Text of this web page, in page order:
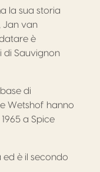
la sua storia
Jan van
è
di Sauvignon
di
Wetshof hanno
a Spice
ed è il secondo